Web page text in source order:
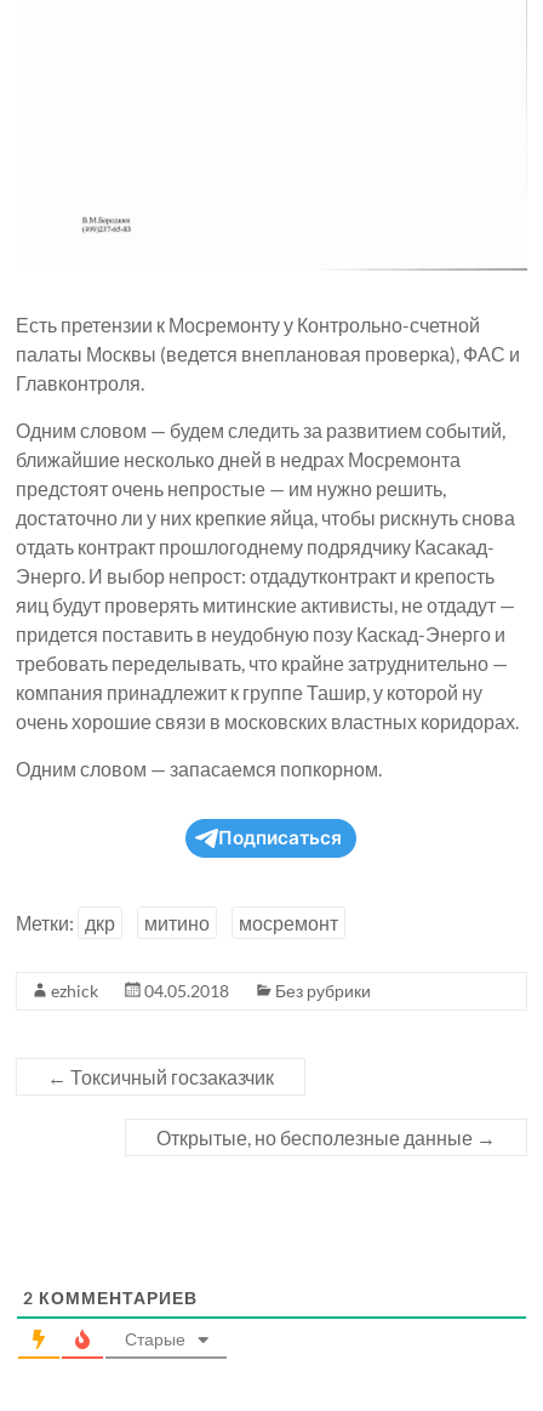
Есть претензии к Мосремонту у Контрольно-счетной
палаты Москвы (ведется внеплановая проверка), ФАС и
Главконтроля.
Одним словом — будем следить за развитием событий,
ближайшие несколько дней в недрах Мосремонта
предстоят очень непростые — им нужно решить,
достаточно ли у них крепкие яйца, чтобы рискнуть снова
отдать контракт прошлогоднему подрядчику Касакад-
Энерго. И выбор непрост: отдадутконтракт и крепость
яиц будут проверять митинские активисты, не отдадут —
придется поставить в неудобную позу Каскад-Энерго и
требовать переделывать, что крайне затруднительно —
компания принадлежит к группе Ташир, у которой ну
очень хорошие связи в московских властных коридорах.
Одним словом — запасаемся попкорном.
Подписаться
Метки: дкр митино мосремонт
ezhick 04.05.2018 Без рубрики
← Токсичный госзаказчик
Открытые, но бесполезные данные →
2 КОММЕНТАРИЕВ
Старые